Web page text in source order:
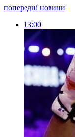
попередні новини
13:00